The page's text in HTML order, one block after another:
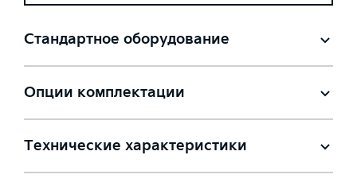
Стандартное оборудование
Опции комплектации
Технические характеристики